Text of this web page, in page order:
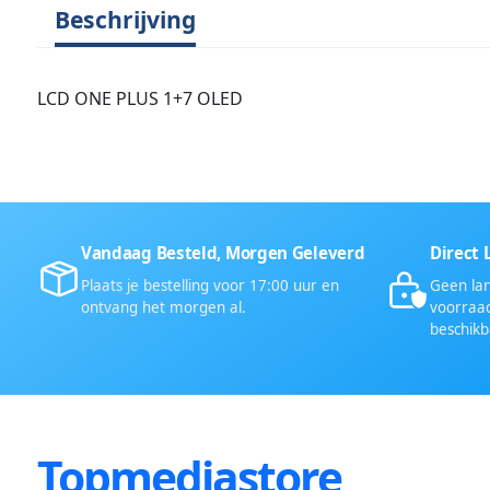
Beschrijving
LCD ONE PLUS 1+7 OLED
Vandaag Besteld, Morgen Geleverd
Plaats je bestelling voor 17:00 uur en
ontvang het morgen al.
Direct
Geen
Topmediastore